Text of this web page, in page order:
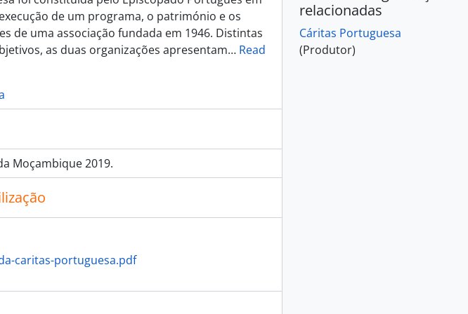
de um programa, o património e os
de uma associação fundada em 1946. Distintas
as duas organizações apresentam… Read
Moçambique 2019.
caritas-portuguesa.pdf
relacionadas
Cáritas Portuguesa
(Produtor)